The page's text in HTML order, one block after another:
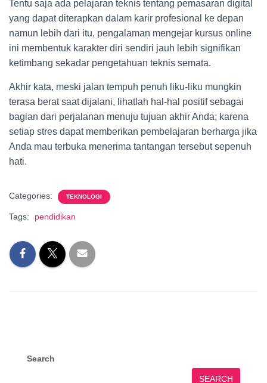
Tentu saja ada pelajaran teknis tentang pemasaran digital
yang dapat diterapkan dalam karir profesional ke depan
namun lebih dari itu, pengalaman mengejar kursus online
ini membentuk karakter diri sendiri jauh lebih signifikan
ketimbang sekadar pengetahuan teknis semata.
Akhir kata, meski jalan tempuh penuh liku-liku mungkin
terasa berat saat dijalani, lihatlah hal-hal positif sebagai
bagian dari perjalanan menuju tujuan akhir Anda; karena
setiap stres dapat memberikan pembelajaran berharga jika
Anda mau terbuka menerima tantangan tersebut sepenuh
hati.
Categories: TEKNOLOGI
Tags: pendidikan
Search
SEARCH